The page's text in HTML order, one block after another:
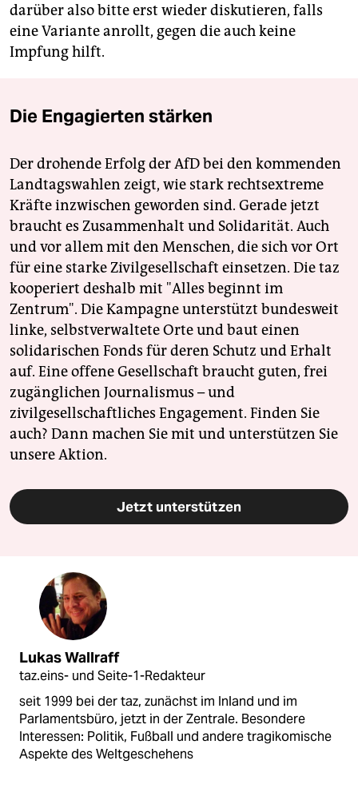
darüber also bitte erst wieder diskutieren, falls
eine Variante anrollt, gegen die auch keine
Impfung hilft.
Die Engagierten stärken
Der drohende Erfolg der AfD bei den kommenden
Landtagswahlen zeigt, wie stark rechtsextreme
Kräfte inzwischen geworden sind. Gerade jetzt
braucht es Zusammenhalt und Solidarität. Auch
und vor allem mit den Menschen, die sich vor Ort
für eine starke Zivilgesellschaft einsetzen. Die taz
kooperiert deshalb mit "Alles beginnt im
Zentrum". Die Kampagne unterstützt bundesweit
linke, selbstverwaltete Orte und baut einen
solidarischen Fonds für deren Schutz und Erhalt
auf. Eine offene Gesellschaft braucht guten, frei
zugänglichen Journalismus – und
zivilgesellschaftliches Engagement. Finden Sie
auch? Dann machen Sie mit und unterstützen Sie
unsere Aktion.
Jetzt unterstützen
Lukas Wallraff
taz.eins- und Seite-1-Redakteur
seit 1999 bei der taz, zunächst im Inland und im
Parlamentsbüro, jetzt in der Zentrale. Besondere
Interessen: Politik, Fußball und andere tragikomische
Aspekte des Weltgeschehens